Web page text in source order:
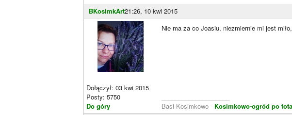
BKosimkArt21:26, 10 kwi 2015
Dołączył: 03 kwi 2015
Posty: 5750
Do góry
Nie ma za co Joasiu, niezmiernie mi jest
Basi Kosimkowo - Kosimkowo-ogród po